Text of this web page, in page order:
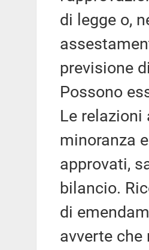
di legge o,
previsione
Possono
Le relazioni
minoranza
approvati,
bilancio.
di
avverte